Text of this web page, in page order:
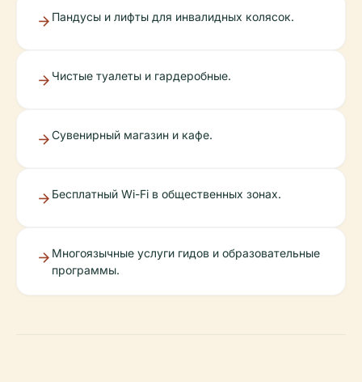
Пандусы и лифты для инвалидных колясок.
Чистые туалеты и гардеробные.
Сувенирный магазин и кафе.
Бесплатный Wi-Fi в общественных зонах.
Многоязычные услуги гидов и образовательные
программы.